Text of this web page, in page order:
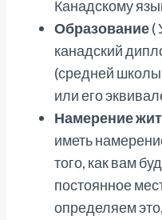
Канадскому
Образование(
канадский
(средней
или его
Намерение
иметь
того, как вам
постоянное
определяем